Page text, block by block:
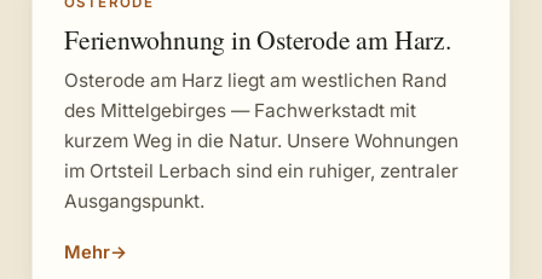
Ferienwohnung in Osterode am Harz.
Osterode am Harz liegt am westlichen Rand
des Mittelgebirges — Fachwerkstadt mit
kurzem Weg in die Natur. Unsere Wohnungen
im Ortsteil Lerbach sind ein ruhiger, zentraler
Ausgangspunkt.
Mehr→